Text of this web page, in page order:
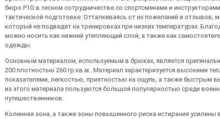
бюро P1G в тесном сотрудничестве со спортсменами и
тактической подготовке. Отталкиваясь от их пожеланий и отзывов,
который не подведет на тренировках при низких температурах.
можно носить как нижний утепляющий слой, а также как
одежды.
Основным материалом, используемым в брюках, является
200 плотностью 260 гр.кв.м.. Материал характеризуется высокими
показателями, легкостью, приятностью на ощупь, а также быстрым
из этого материала пользуются большой популярностью среди
путешественников.
Коленная зона, а также зоны повышенного риска истирания усилены